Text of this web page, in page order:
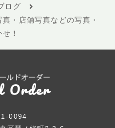
ログ
・店舗写真などの写真・
！
0094